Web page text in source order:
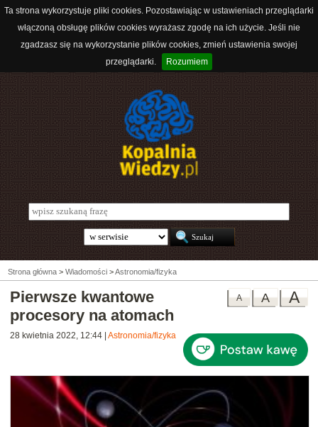
Ta strona wykorzystuje pliki cookies. Pozostawiając w ustawieniach przeglądarki
włączoną obsługę plików cookies wyrażasz zgodę na ich użycie. Jeśli nie
zgadzasz się na wykorzystanie plików cookies, zmień ustawienia swojej
przeglądarki.
Rozumiem
Strona główna > Wiadomości >Astronomia/fizyka
A
A
A
Pierwsze kwantowe
procesory na atomach
28 kwietnia 2022, 12:44 Astronomia/fizyka